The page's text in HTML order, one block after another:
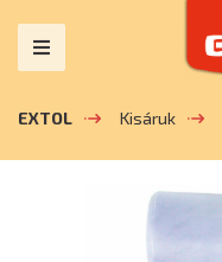
EXTOL Kisáruk